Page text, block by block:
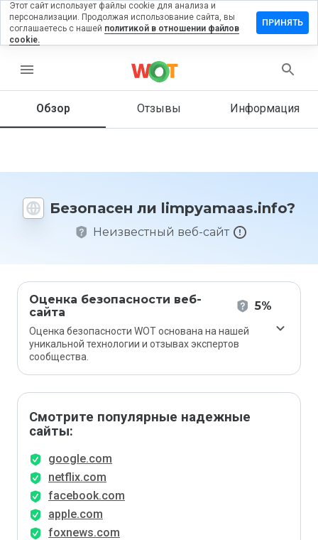
menu
Обзор Отзывы Информация
Безопасен ли limpyamaas.info?
Неизвестный веб-сайт
Оценка безопасности веб-
сайта
5%
Оценка безопасности WOT основана на нашей
уникальной технологии и отзывах экспертов
сообщества.
Смотрите популярные надежные
сайты:
google.com
netflix.com
facebook.com
apple.com
foxnews.com
на
Как бы
этот
1 до 5?
Этот сайт использует файлы cookie для анализа и
персонализации. Продолжая использование сайта, вы
соглашаетесь с нашей политикой в отношении файлов
cookie.
ПРИНЯТЬ